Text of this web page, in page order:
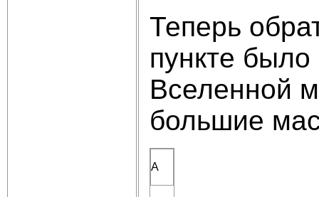
Теперь
пункте
Вселенной
большие
A